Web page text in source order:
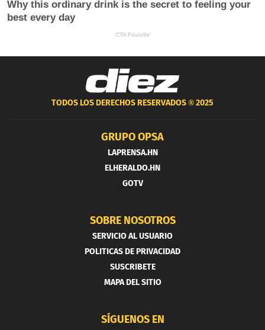
TODOS LOS DERECHOS RESERVADOS ®2025
GRUPO OPSA
LAPRENSA.HN
ELHERALDO.HN
GOTV
SOBRE NOSOTROS
SERVICIO AL USUARIO
POLITICAS DE PRIVACIDAD
SUSCRIBETE
MAPA DEL SITIO
SÍGUENOS EN